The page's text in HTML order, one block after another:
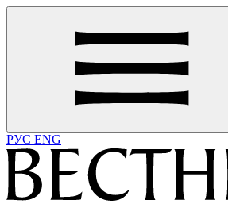
РУС ENG